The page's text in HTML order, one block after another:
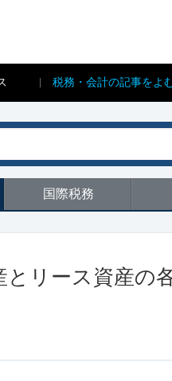
税務・会計の記事をよ
国際税務
リース資産の